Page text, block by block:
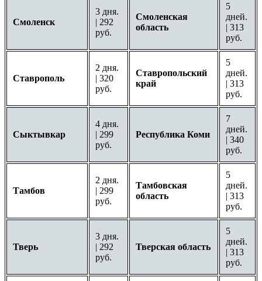
Смоленск
3 дня.
| 292
руб.
Смоленская
область
5
дней.
| 313
руб.
Ставрополь
2 дня.
| 320
руб.
Ставропольский
край
5
дней.
| 313
руб.
Сыктывкар
4 дня.
| 299
руб.
Республика Коми
7
дней.
| 340
руб.
Тамбов
2 дня.
| 299
руб.
Тамбовская
область
5
дней.
| 313
руб.
Тверь
3 дня.
| 292
руб.
Тверская область
5
дней.
| 313
руб.